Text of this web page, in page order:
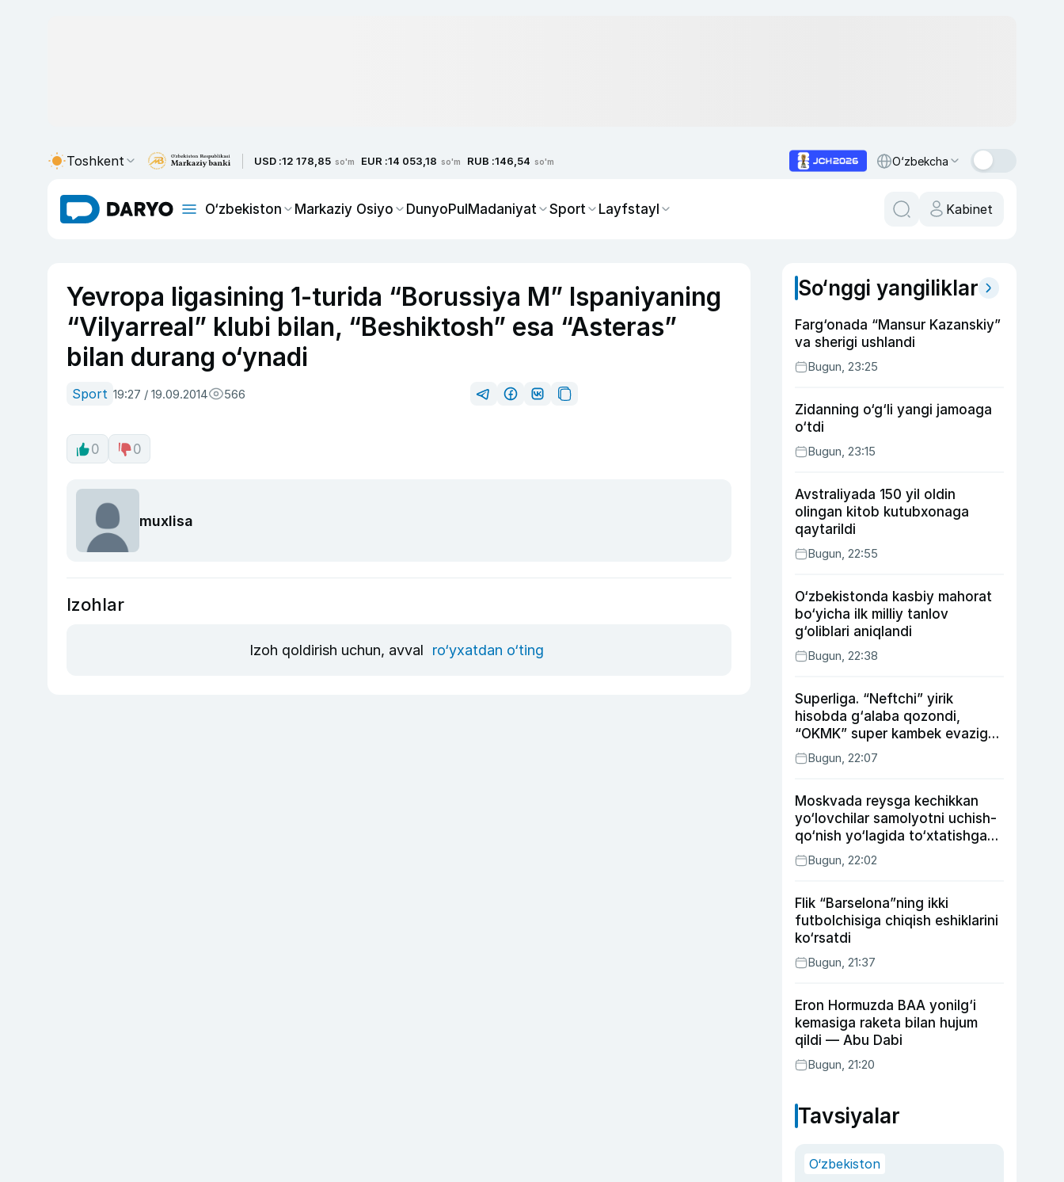
Toshkent USD :12 178,85 so'm EUR :14 053,18 so'm RUB :146,54 so'm O‘zbekcha
O‘zbekiston Markaziy Osiyo DunyoPulMadaniyat Sport Layfstayl Kabinet
Yevropa ligasining 1-turida “Borussiya M” Ispaniyaning
“Vilyarreal” klubi bilan, “Beshiktosh” esa “Asteras”
bilan durang o‘ynadi
Sport 19:27 / 19.09.2014 566
0 0
muxlisa
Izohlar
Izoh qoldirish uchun, avval ro‘yxatdan o‘ting
So‘nggi yangiliklar
Farg‘onada “Mansur Kazanskiy”
va sherigi ushlandi
Bugun, 23:25
Zidanning o‘g‘li yangi jamoaga
o‘tdi
Bugun, 23:15
Avstraliyada 150 yil oldin
olingan kitob kutubxonaga
qaytarildi
Bugun, 22:55
O‘zbekistonda kasbiy mahorat
bo‘yicha ilk milliy tanlov
g‘oliblari aniqlandi
Bugun, 22:38
Superliga. “Neftchi” yirik
hisobda g‘alaba qozondi,
“OKMK” super kambek evaziga
“Bunyodkor”dan ustun keldi,
“Nasaf” durang qayd etdi
Bugun, 22:07
Moskvada reysga kechikkan
yo‘lovchilar samolyotni uchish-
qo‘nish yo‘lagida to‘xtatishga
urindi (video)
Bugun, 22:02
Flik “Barselona”ning ikki
futbolchisiga chiqish eshiklarini
ko‘rsatdi
Bugun, 21:37
Eron Hormuzda BAA yonilg‘i
kemasiga raketa bilan hujum
qildi — Abu Dabi
Bugun, 21:20
Tavsiyalar
O‘zbekiston